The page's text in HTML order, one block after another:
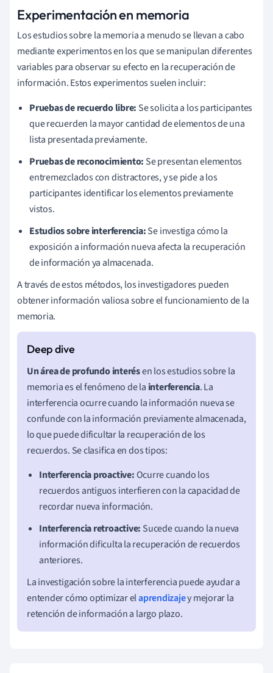
Experimentación en memoria
Los estudios sobre la memoria a menudo se llevan a cabo
mediante experimentos en los que se manipulan diferentes
variables para observar su efecto en la recuperación de
información. Estos experimentos suelen incluir:
Pruebas de recuerdo libre: Se solicita a los participantes
que recuerden la mayor cantidad de elementos de una
lista presentada previamente.
Pruebas de reconocimiento: Se presentan elementos
entremezclados con distractores, y se pide a los
participantes identificar los elementos previamente
vistos.
Estudios sobre interferencia:Se investiga cómo la
exposición a información nueva afecta la recuperación
de información ya almacenada.
A través de estos métodos, los investigadores pueden
obtener información valiosa sobre el funcionamiento de la
memoria.
Un área de profundo interésen los estudios sobre la
memoria es el fenómeno de la interferencia. La
interferencia ocurre cuando la información nueva se
confunde con la información previamente almacenada,
lo que puede dificultar la recuperación de los
recuerdos. Se clasifica en dos tipos:
Interferencia proactive:Ocurre cuando los
recuerdos antiguos interfieren con la capacidad de
recordar nueva información.
Interferencia retroactive: Sucede cuando la nueva
información dificulta la recuperación de recuerdos
anteriores.
La investigación sobre la interferencia puede ayudar a
entender cómo optimizar elaprendizajey mejorar la
retención de información a largo plazo.